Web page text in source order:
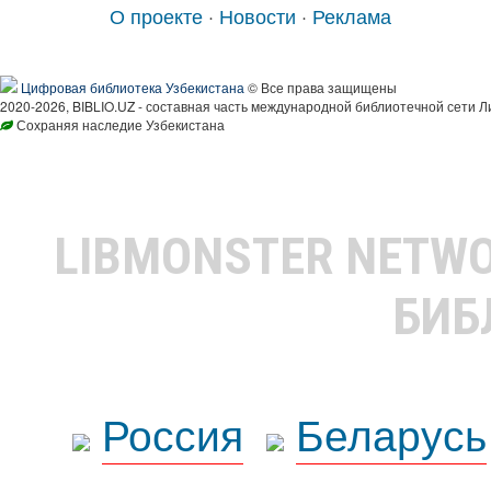
О проекте · Новости · Реклама
Цифровая библиотека Узбекистана © Все права защищены
2020-2026, BIBLIO.UZ - составная часть международной библиотечной сети
Сохраняя наследие Узбекистана
LIBMONSTER
Россия
Беларусь